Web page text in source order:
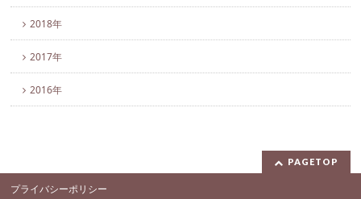
2018年
2017年
2016年
PAGETOP
プライバシーポリシー